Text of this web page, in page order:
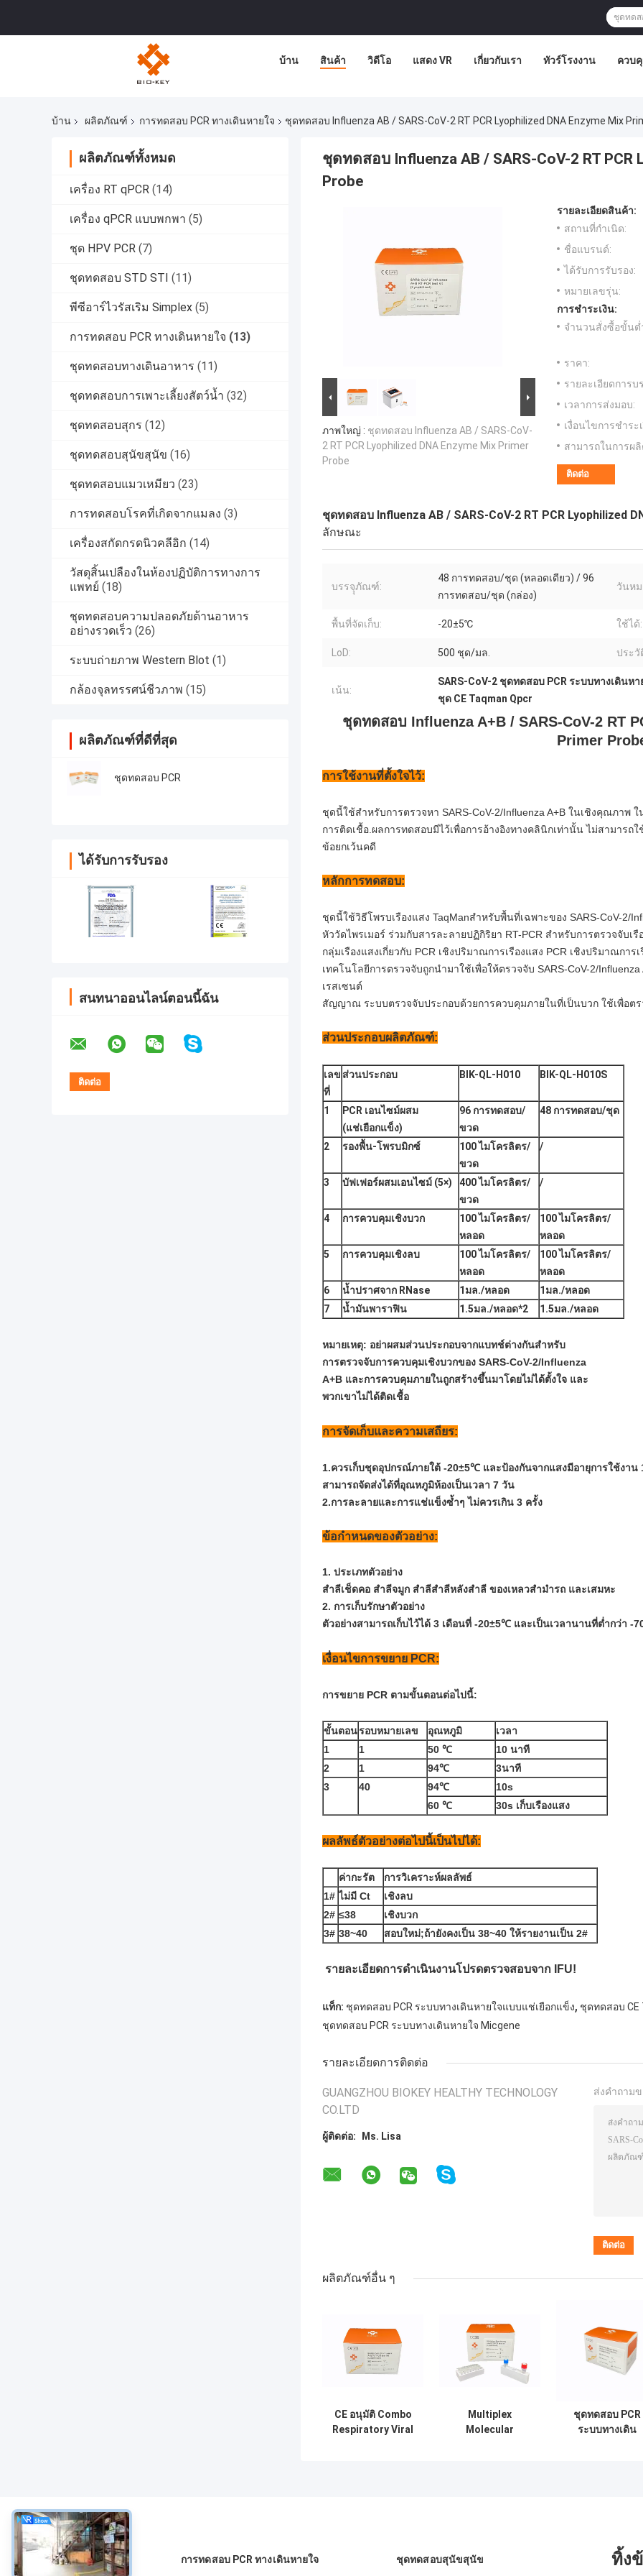
บ้าน สินค้า วิดีโอ แสดง VR เกี่ยวกับเรา ทัวร์โรงงาน ควบ
บ้าน ผลิตภัณฑ์ การทดสอบ PCR ทางเดินหายใจ ชุดทดสอบ Influenza AB / SARS-CoV-2 RT PCR Lyophilized DNA Enzyme Mix
ผลิตภัณฑ์ทั้งหมด
เครื่อง RT qPCR (14)
เครื่อง qPCR แบบพกพา (5)
ชุด HPV PCR (7)
ชุดทดสอบ STD STI (11)
พีซีอาร์ไวรัสเริม Simplex (5)
การทดสอบ PCR ทางเดินหายใจ (13)
ชุดทดสอบทางเดินอาหาร (11)
ชุดทดสอบการเพาะเลี้ยงสัตว์น้ำ (32)
ชุดทดสอบสุกร (12)
ชุดทดสอบสุนัขสุนัข (16)
ชุดทดสอบแมวเหมียว (23)
การทดสอบโรคที่เกิดจากแมลง (3)
เครื่องสกัดกรดนิวคลีอิก (14)
วัสดุสิ้นเปลืองในห้องปฏิบัติการทางการ
แพทย์ (18)
ชุดทดสอบความปลอดภัยด้านอาหาร
อย่างรวดเร็ว (26)
ระบบถ่ายภาพ Western Blot (1)
กล้องจุลทรรศน์ชีวภาพ (15)
ผลิตภัณฑ์ที่ดีที่สุด
ชุดทดสอบ PCR
ได้รับการรับรอง
สนทนาออนไลน์ตอนนี้ฉัน
ชุดทดสอบ Influenza AB / SARS-CoV-2 RT PCR
Probe
ภาพใหญ่ : ชุดทดสอบ Influenza AB / SARS-CoV-
2 RT PCR Lyophilized DNA Enzyme Mix Primer
Probe
รายละเอียดสินค้า:
สถานที่กำเนิด:
ชื่อแบรนด์:
ได้รับการรับรอง:
หมายเลขรุ่น:
การชำระเงิน:
จำนวนสั่งซื้อขั้นต่
ราคา:
รายละเอียดการบ
เวลาการส่งมอบ:
เงื่อนไขการชำระ
สามารถในการผ
ติดต่อ
ชุดทดสอบ Influenza AB / SARS-CoV-2 RT PCR Lyophilized
ลักษณะ
บรรจุุภัณฑ์:
48 การทดสอบ/ชุด (หลอดเดียว) / 96
การทดสอบ/ชุด (กล่อง)
วันห
พื้นที่จัดเก็บ: -20±5℃ ใช้ได้:
LoD: 500 ชุด/มล. ประวั
เน้น:
SARS-CoV-2 ชุดทดสอบ PCR ระบบทางเดินหา
ชุด CE Taqman Qpcr
ชุดทดสอบ Influenza A+B / SARS-CoV-2 RT
Primer
การใช้งานที่ตั้งใจไว้:
ชุดนี้ใช้สำหรับการตรวจหา SARS-CoV-2/Influenza A+B ในเชิงคุณภาพ
การติดเชื้อ.ผลการทดสอบมีไว้เพื่อการอ้างอิงทางคลินิกเท่านั้น ไม่สามารถ
ข้อยกเว้นคดี
หลักการทดสอบ:
ชุดนี้ใช้วิธีโพรบเรืองแสง TaqManสำหรับพื้นที่เฉพาะของ SARS-CoV-2/
หัววัดไพรเมอร์ ร่วมกับสารละลายปฏิกิริยา RT-PCR สำหรับการตรวจจับ
กลุ่มเรืองแสงเกี่ยวกับ PCR เชิงปริมาณการเรืองแสง PCR เชิงปริมาณการ
เทคโนโลยีการตรวจจับถูกนำมาใช้เพื่อให้ตรวจจับ SARS-CoV-2/
เรสเซนต์
สัญญาณ ระบบตรวจจับประกอบด้วยการควบคุมภายในที่เป็นบวก ใช้เพื่อต
ส่วนประกอบผลิตภัณฑ์:
เลข
ที่
ส่วนประกอบ BIK-QL-H010 BIK-QL-H010S
1
PCR เอนไซม์ผสม
(แช่เยือกแข็ง)
96 การทดสอบ/
ขวด
48 การทดสอบ/ชุด
2 รองพื้น-โพรบมิกซ์
100 ไมโครลิตร/
ขวด
/
3 บัฟเฟอร์ผสมเอนไซม์ (5×)
400 ไมโครลิตร/
ขวด
/
4 การควบคุมเชิงบวก
100 ไมโครลิตร/
หลอด
100 ไมโครลิตร/
หลอด
5
การควบคุมเชิงลบ
100 ไมโครลิตร/
หลอด
100 ไมโครลิตร/
หลอด
6
น้ำปราศจาก RNase 1มล./หลอด
1มล./หลอด
7
น้ำมันพาราฟิน 1.5มล./หลอด*2 1.5มล./หลอด
หมายเหตุ: อย่าผสมส่วนประกอบจากแบทช์ต่างกันสำหรับ
การตรวจจับการควบคุมเชิงบวกของ SARS-CoV-2/Influenza
A+B และการควบคุมภายในถูกสร้างขึ้นมาโดยไม่ได้ตั้งใจ และ
พวกเขาไม่ได้ติดเชื้อ
การจัดเก็บและความเสถียร:
1.ควรเก็บชุดอุปกรณ์ภายใต้ -20±5℃ และป้องกันจากแสงมีอายุการใช้งาน
สามารถจัดส่งได้ที่อุณหภูมิห้องเป็นเวลา 7 วัน
2.การละลายและการแช่แข็งซ้ำๆ ไม่ควรเกิน 3 ครั้ง
ข้อกำหนดของตัวอย่าง:
1. ประเภทตัวอย่าง
สำลีเช็ดคอ สำลีจมูก สำลีสำลีหลังสำลี ของเหลวสำมำรถ และเสมหะ
2. การเก็บรักษาตัวอย่าง
ตัวอย่างสามารถเก็บไว้ได้ 3 เดือนที่ -20±5℃ และเป็นเวลานานที่ต่ำกว่า -
เงื่อนไขการขยาย PCR:
การขยาย PCR ตามขั้นตอนต่อไปนี้:
ขั้นตอนรอบหมายเลข อุณหภูมิ
เวลา
1
1 50 ℃
10 นาที
2
1 94℃
3นาที
3
40 94℃
10s
60 ℃
30s เก็บเรืองแสง
ผลลัพธ์ตัวอย่างต่อไปนี้เป็นไปได้:
ค่ากะรัต
การวิเคราะห์ผลลัพธ์
1# ไม่มี Ct
เชิงลบ
2# ≤38
เชิงบวก
3# 38~40 สอบใหม่;ถ้ายังคงเป็น 38~40 ให้รายงานเป็น 2#
รายละเอียดการดำเนินงานโปรดตรวจสอบจาก IFU!
แท็ก: ชุดทดสอบ PCR ระบบทางเดินหายใจแบบแช่เยือกแข็ง, ชุดทดสอบ CE
ชุดทดสอบ PCR ระบบทางเดินหายใจ Micgene
รายละเอียดการติดต่อ
GUANGZHOU BIOKEY HEALTHY TECHNOLOGY
CO.LTD
ผู้ติดต่อ: Ms. Lisa
ส่งคำถาม
ผลิตภัณฑ์อื่น ๆ
CE อนุมัติ Combo
Respiratory Viral
Multiplex
Molecular
ชุดทดสอบ PCR
ระบบทางเดิน
เกี่ยวกับ การทดสอบ PCR ทางเดินหายใจ ชุดทดสอบสุนัขสุนัข ทิ้ง